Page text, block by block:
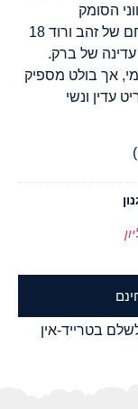
הסומק
הרומנטיים משלימים להפליא את הזוהר החם של זהב ורוד 18
עדינה של ברק.
אך בולט מספיק
עדין ונשי
בטרייד-אין